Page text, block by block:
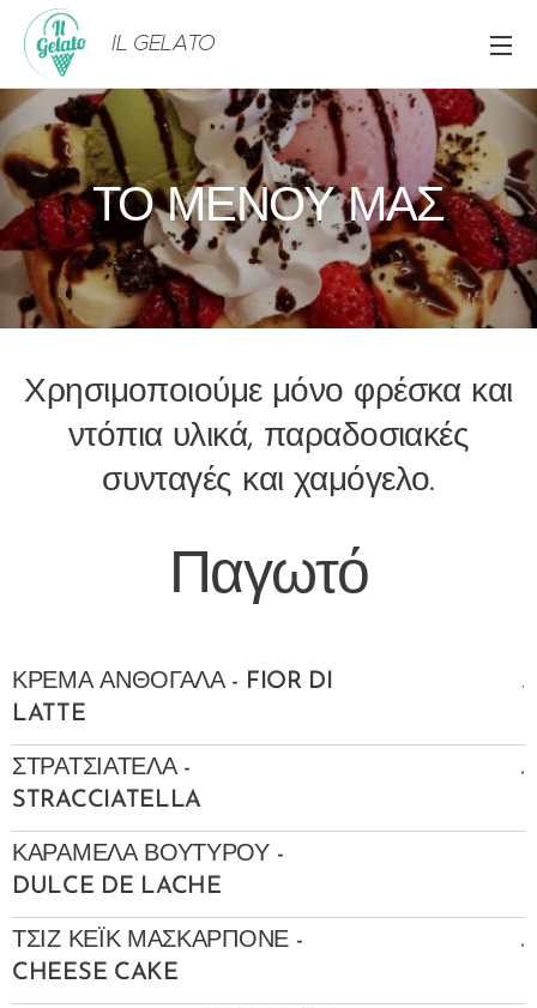
IL GELATO
ΤΟ ΜΕΝΟΥ ΜΑΣ
Χρησιμοποιούμε μόνο φρέσκα και
ντόπια υλικά, παραδοσιακές
συνταγές και χαμόγελο.
Παγωτό
ΚΡΕΜΑ ΑΝΘΟΓΑΛΑ - FIOR DI
LATTE
.
ΣΤΡΑΤΣΙΑΤΕΛΑ -
STRACCIATELLA
.
ΚΑΡΑΜΕΛΑ ΒΟΥΤΥΡΟΥ -
DULCE DE LACHE
ΤΣΙΖ ΚΕΪΚ ΜΑΣΚΑΡΠΟΝΕ -
CHEESE CAKE
.